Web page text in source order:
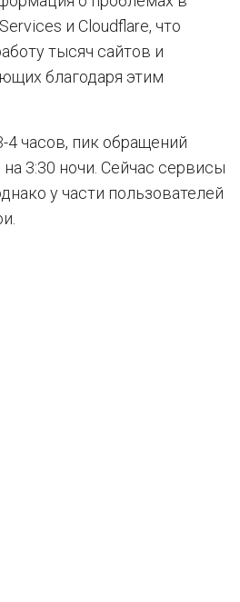
и Cloudflare, что
тысяч сайтов и
благодаря этим
4 часов, пик обращений
3:30 ночи. Сейчас сервисы
у части пользователей